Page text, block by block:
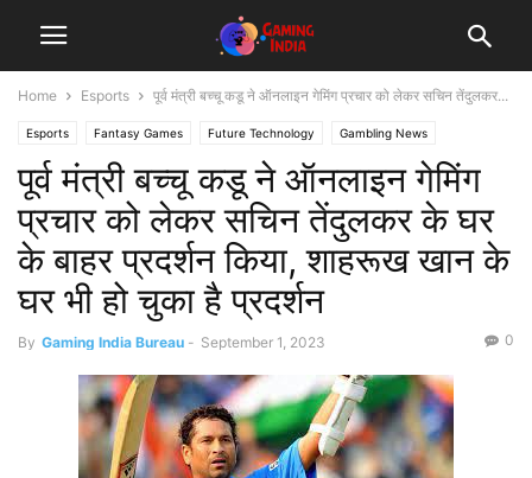
Home Esports पूर्व मंत्री बच्चू कडू ने ऑनलाइन गेमिंग प्रचार को लेकर सचिन तेंदुलकर...
Esports Fantasy Games Future Technology Gambling News
पूर्व मंत्री बच्चू कडू ने ऑनलाइन गेमिंग
प्रचार को लेकर सचिन तेंदुलकर के घर
के बाहर प्रदर्शन किया, शाहरूख खान के
घर भी हो चुका है प्रदर्शन
By Gaming India Bureau - September 1, 2023 0